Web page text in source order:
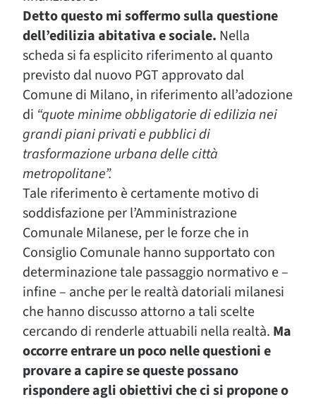
Detto questo mi soffermo sulla questione
dell’edilizia abitativa e sociale. Nella
scheda si fa esplicito riferimento al quanto
previsto dal nuovo PGT approvato dal
Comune di Milano, in riferimento all’adozione
di “quote minime obbligatorie di edilizia nei
grandi piani privati e pubblici di
trasformazione urbana delle città
metropolitane”.
Tale riferimento è certamente motivo di
soddisfazione per l’Amministrazione
Comunale Milanese, per le forze che in
Consiglio Comunale hanno supportato con
determinazione tale passaggio normativo e –
infine – anche per le realtà datoriali milanesi
che hanno discusso attorno a tali scelte
cercando di renderle attuabili nella realtà. Ma
occorre entrare un poco nelle questioni e
provare a capire se queste possano
rispondere agli obiettivi che ci si propone o